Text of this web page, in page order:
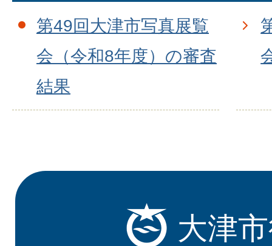
第49回大津市写真展覧
会（令和8年度）の審査
結果
大津